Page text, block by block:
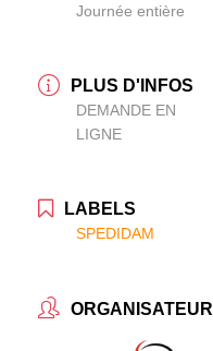
Journée entière
PLUS D'INFOS
DEMANDE EN
LIGNE
LABELS
SPEDIDAM
ORGANISATEUR